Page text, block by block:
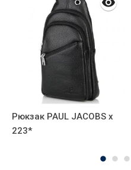
Рюкзак PAUL JACOBS x
223*